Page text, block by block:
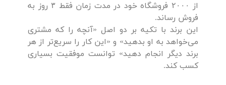
از ۲۰۰۰ فروشگاه خود در مدت زمان فقط ۳ روز به
فروش رساند.
این برند با تکیه بر دو اصل «آنچه را که مشتری
می‌خواهد به او بدهید» و «این کار را سریع‌تر از هر
برند دیگر انجام دهید» توانست موفقیت بسیاری
کسب کند.